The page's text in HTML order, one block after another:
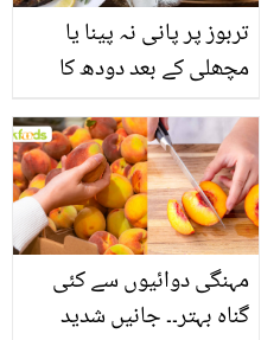
تربوز پر پانی نہ پینا یا
مچھلی کے بعد دودھ کا
سے متعلق غلط فہمیوں کی
حقیقت کیا ہے اور افواہ
کیا؟
مہنگی دوائیوں سے کئی
گناہ بہتر۔۔ جانیں شدید